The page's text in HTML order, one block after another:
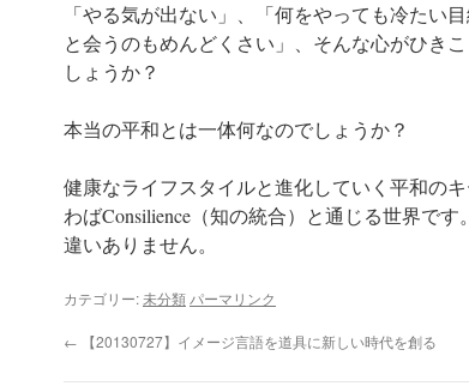
「やる気が出ない」、「何をやっても冷たい
と会うのもめんどくさい」、そんな心がひき
しょうか？
本当の平和とは一体何なのでしょうか？
健康なライフスタイルと進化していく平和の
わばConsilience（知の統合）と通じる世界で
違いありません。
カテゴリー:未分類 パーマリンク
← 【20130727】イメージ言語を道具に新しい時代を創る